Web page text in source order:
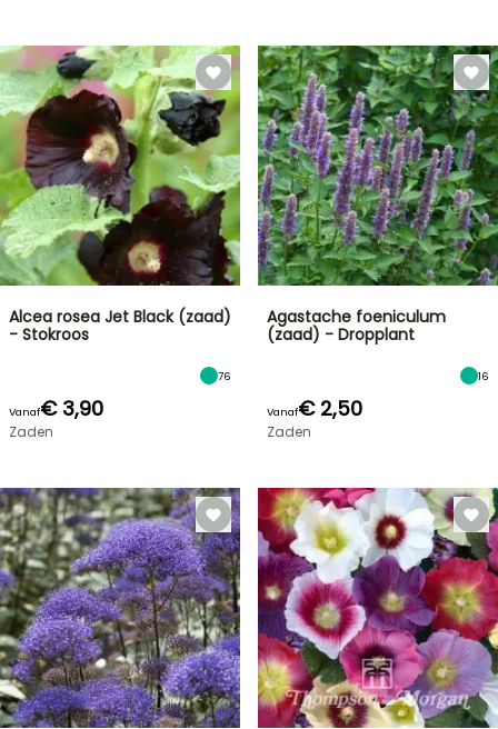
Alcea rosea Jet Black (zaad)
- Stokroos
76
Vanaf€ 3,90
Zaden
Agastache foeniculum
(zaad) - Dropplant
16
Vanaf€ 2,50
Zaden